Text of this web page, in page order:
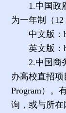
1.中国政
为一年制（ 12
中文版：
英文版：
2.中国商
办高校直招项
Program ）。
询，或与所在